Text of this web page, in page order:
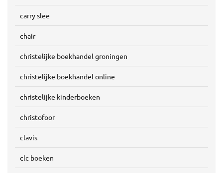
carry slee
chair
christelijke boekhandel groningen
christelijke boekhandel online
christelijke kinderboeken
christofoor
clavis
clc boeken